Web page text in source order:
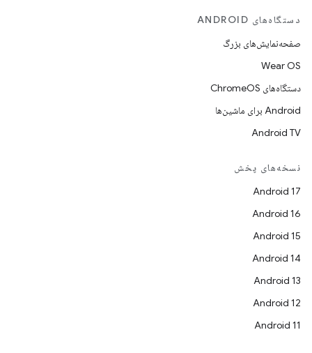
دستگاه‌های ANDROID
صفحه‌نمایش‌های بزرگ
Wear OS
دستگاه‌های ChromeOS
Android برای ماشین‌ها
Android TV
نسخه‌های پخش
Android 17
Android 16
Android 15
Android 14
Android 13
Android 12
Android 11